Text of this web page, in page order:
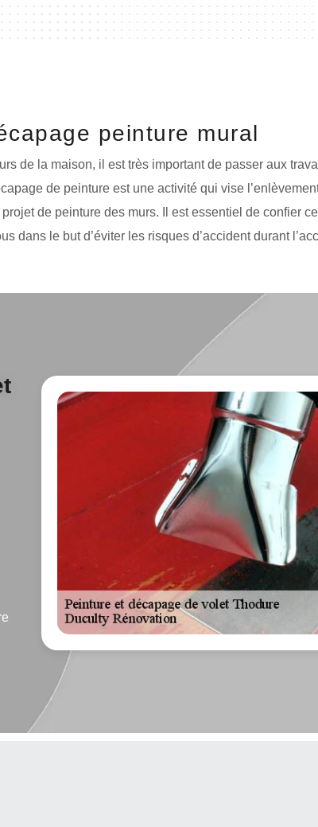
peinture mural
de la maison, il est très important de passer aux
de peinture est une activité qui vise
de peinture des murs. Il est essentiel de confier
dans le but d’éviter les risques d’accident durant